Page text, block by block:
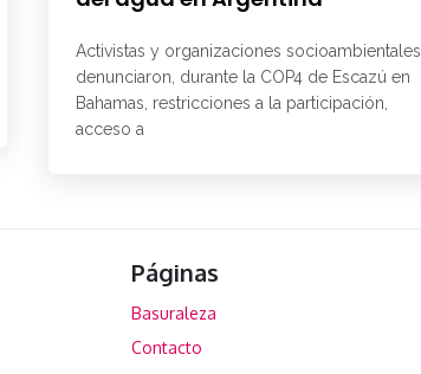
Activistas y organizaciones socioambientales
denunciaron, durante la COP4 de Escazú en
Bahamas, restricciones a la participación,
acceso a
Páginas
Basuraleza
Contacto